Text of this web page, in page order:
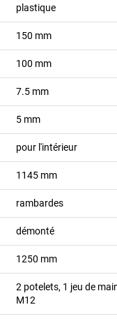
plastique
150 mm
100 mm
7.5 mm
5 mm
pour l'intérieur
1145 mm
rambardes
démonté
1250 mm
2 potelets, 1 jeu de
M12